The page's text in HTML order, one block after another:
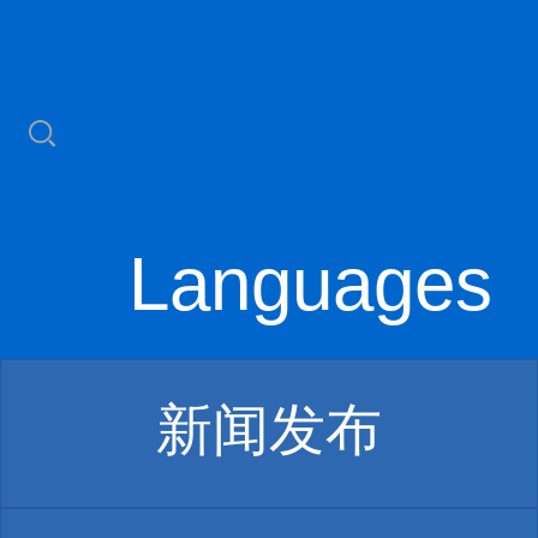
Languages
新闻发布